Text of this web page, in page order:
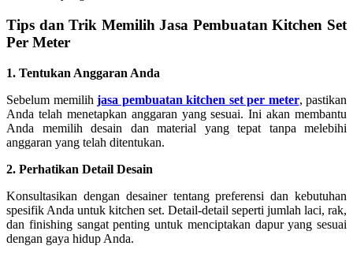
Tips dan Trik Memilih Jasa Pembuatan Kitchen Set
Per Meter
1. Tentukan Anggaran Anda
Sebelum memilih jasa pembuatan kitchen set per meter, pastikan
Anda telah menetapkan anggaran yang sesuai. Ini akan membantu
Anda memilih desain dan material yang tepat tanpa melebihi
anggaran yang telah ditentukan.
2. Perhatikan Detail Desain
Konsultasikan dengan desainer tentang preferensi dan kebutuhan
spesifik Anda untuk kitchen set. Detail-detail seperti jumlah laci, rak,
dan finishing sangat penting untuk menciptakan dapur yang sesuai
dengan gaya hidup Anda.